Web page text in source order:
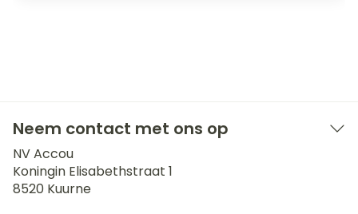
Neem contact met ons op
NV Accou
Koningin Elisabethstraat 1
8520 Kuurne